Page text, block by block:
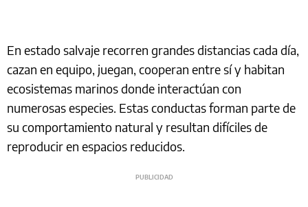
En estado salvaje recorren grandes distancias cada día,
cazan en equipo, juegan, cooperan entre sí y habitan
ecosistemas marinos donde interactúan con
numerosas especies. Estas conductas forman parte de
su comportamiento natural y resultan difíciles de
reproducir en espacios reducidos.